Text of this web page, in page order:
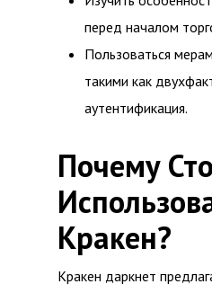
перед началом
Пользоваться
такими как
аутентификация.
Почему
Кракен?
Кракен даркнет